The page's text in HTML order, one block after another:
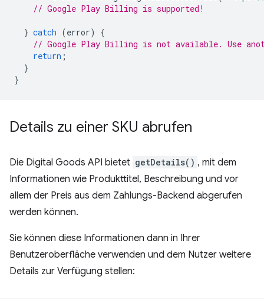
// Google Play Billing is supported!
} catch (error)
{
// Google Play Billing is not available. Use
return ;
}
}
Details zu einer SKU abrufen
Die Digital Goods API bietet getDetails() , mit dem
Informationen wie Produkttitel, Beschreibung und vor
allem der Preis aus dem Zahlungs-Backend abgerufen
werden können.
Sie können diese Informationen dann in Ihrer
Benutzeroberfläche verwenden und dem Nutzer weitere
Details zur Verfügung stellen: